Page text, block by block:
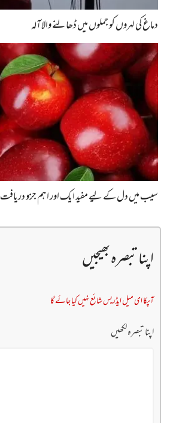
دماغ کی لہروں کو جملوں میں ڈھالنے والا آلہ
سیب میں دل کے لیے مفید ایک اور اہم جزو دریافت
اپنا تبصرہ بھیجیں
آپکا ای میل ایڈریس شائع نہیں کیا جائے گا
اپنا تبصرہ لکھیں